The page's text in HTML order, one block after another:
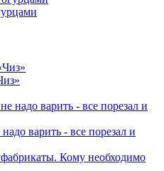
надо варить - все порезал и
варить - все порезал и
Кому необходимо